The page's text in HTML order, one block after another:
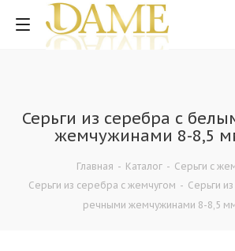
Серьги из серебра с
жемчужинами 8-8,5
Главная - Каталог - Серьги с
Серьги из серебра с жемчугом - Серьги
речными жемчужинами 8-8,5